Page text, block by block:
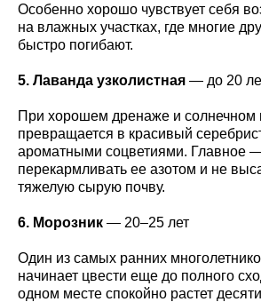
Особенно хорошо чувствует себя
на влажных участках, где многие
быстро погибают.
5. Лаванда узколистная — до 20
При хорошем дренаже и солнечном
превращается в красивый
ароматными соцветиями. Главное
перекармливать ее азотом и не
тяжелую сырую почву.
6. Морозник — 20–25 лет
Один из самых ранних
начинает цвести еще до полного
одном месте спокойно растет